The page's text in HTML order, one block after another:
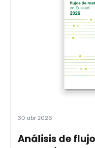
30 abr 2026
Análisis de